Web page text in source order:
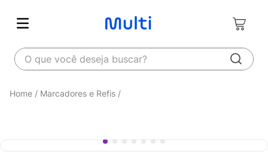
O que você deseja buscar?
Marcadores e Refis